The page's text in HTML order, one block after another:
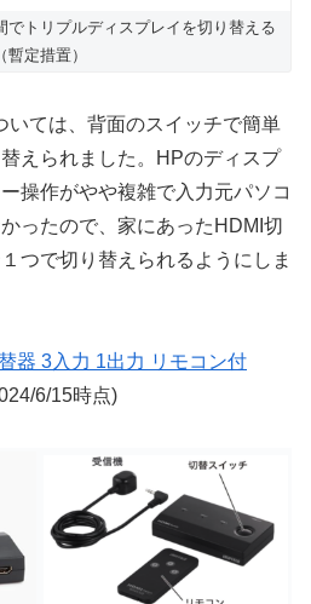
でトリプルディスプレイを切り替える
（暫定措置）
いては、背面のスイッチで簡単
えられました。HPのディスプ
操作がやや複雑で入力元パソコ
ったので、家にあったHDMI切
つで切り替えられるようにしま
器 3入力 1出力 リモコン付
6/15時点)